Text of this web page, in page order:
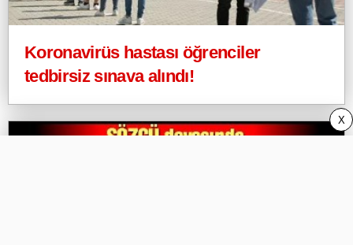
Koronavirüs hastası öğrenciler
tedbirsiz sınava alındı!
X